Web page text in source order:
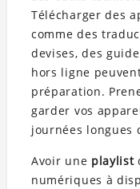
Télécharger des
comme des
devises, des
hors ligne
préparation.
garder vos
journées longues
Avoir une playlist
numériques à